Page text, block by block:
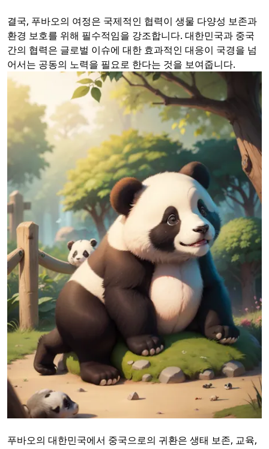
결국, 푸바오의 여정은 국제적인 협력이 생물 다양성 보존과
환경 보호를 위해 필수적임을 강조합니다. 대한민국과 중국
간의 협력은 글로벌 이슈에 대한 효과적인 대응이 국경을 넘
어서는 공동의 노력을 필요로 한다는 것을 보여줍니다.
푸바오의 대한민국에서 중국으로의 귀환은 생태 보존, 교육,